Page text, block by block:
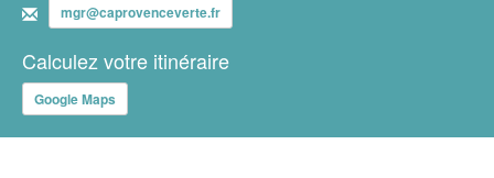
mgr@caprovenceverte.fr
Calculez votre itinéraire
Google Maps